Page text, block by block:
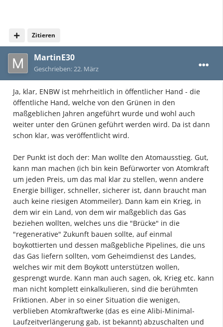
Zitieren
MartinE30
Geschrieben:22. März
Ja, klar, ENBW ist mehrheitlich in öffentlicher Hand - die
öffentliche Hand, welche von den Grünen in den
maßgeblichen Jahren angeführt wurde und wohl auch
weiter unter den Grünen geführt werden wird. Da ist dann
schon klar, was veröffentlicht wird.
Der Punkt ist doch der: Man wollte den Atomausstieg. Gut,
kann man machen (ich bin kein Befürworter von Atomkraft
um jeden Preis, um das mal klar zu stellen, wenn andere
Energie billiger, schneller, sicherer ist, dann braucht man
auch keine riesigen Atommeiler). Dann kam ein Krieg, in
dem wir ein Land, von dem wir maßgeblich das Gas
beziehen wollten, welches uns die "Brücke" in die
"regenerative" Zukunft bauen sollte, auf einmal
boykottierten und dessen maßgebliche Pipelines, die uns
das Gas liefern sollten, vom Geheimdienst des Landes,
welches wir mit dem Boykott unterstützen wollen,
gesprengt wurde. Kann man auch sagen, ok, Krieg etc. kann
man nicht komplett einkalkulieren, sind die berühmten
Friktionen. Aber in so einer Situation die wenigen,
verblieben Atomkraftwerke (das es eine Alibi-Minimal-
Laufzeitverlängerung gab, ist bekannt) abzuschalten und